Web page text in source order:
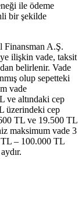
ile ödeme
bir şekilde
Finansman A.Ş.
ilişkin vade, taksit
belirlenir. Vade
olup sepetteki
vade
ve altındaki cep
üzerindeki cep
TL ve 19.500 TL
maksimum vade 3
TL – 100.000 TL